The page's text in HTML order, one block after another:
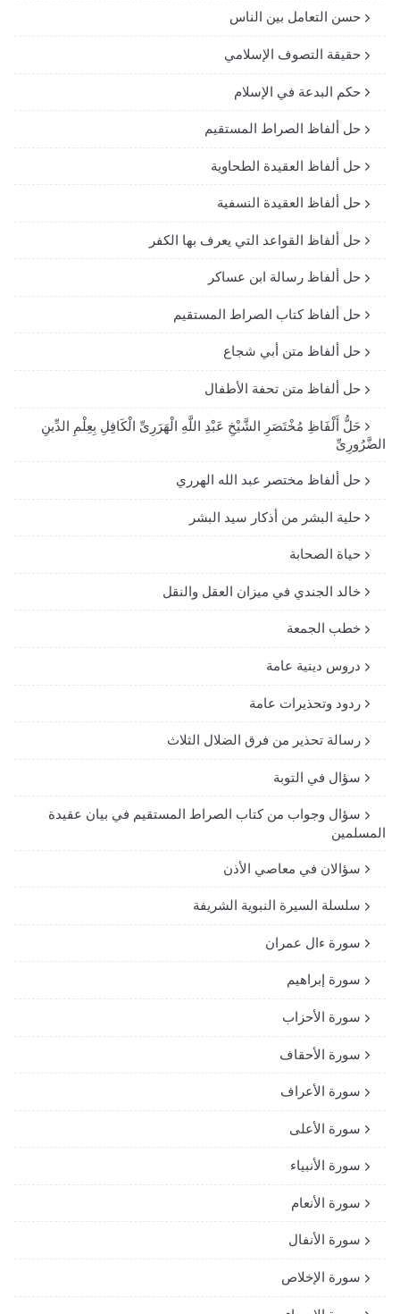
حسن التعامل بين الناس
حقيقة التصوف الإسلامي
حكم البدعة في الإسلام
حل ألفاظ الصراط المستقيم
حل ألفاظ العقيدة الطحاوية
حل ألفاظ العقيدة النسفية
حل ألفاظ القواعد التي يعرف بها الكفر
حل ألفاظ رسالة ابن عساكر
حل ألفاظ كتاب الصراط المستقيم
حل ألفاظ متن أبي شجاع
حل ألفاظ متن تحفة الأطفال
حَلُّ أَلْفَاظِ مُخْتَصَرِ الشَّيْخِ عَبْدِ اللَّهِ الْهَرَرِىِّ الْكَافِلِ بِعِلْمِ الدِّينِ
الضَّرُورِىِّ
حل ألفاظ مختصر عبد الله الهرري
حلية البشر من أذكار سيد البشر
حياة الصحابة
خالد الجندي في ميزان العقل والنقل
خطب الجمعة
دروس دينية عامة
ردود وتحذيرات عامة
رسالة تحذير من فرق الضلال الثلاث
سؤال في التوبة
سؤال وجواب من كتاب الصراط المستقيم في بيان عقيدة
المسلمين
سؤالان في معاصي الأذن
سلسلة السيرة النبوية الشريفة
سورة ءال عمران
سورة إبراهيم
سورة الأحزاب
سورة الأحقاف
سورة الأعراف
سورة الأعلى
سورة الأنبياء
سورة الأنعام
سورة الأنفال
سورة الإخلاص